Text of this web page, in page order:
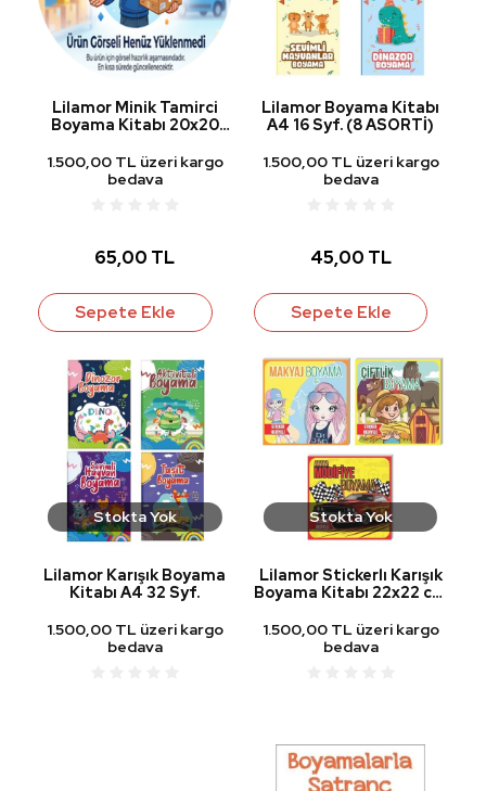
Lilamor Minik Tamirci
Boyama Kitabı 20x20
1.500,00 TL üzeri kargo
bedava
65,00 TL
Sepete Ekle
Lilamor Boyama Kitabı
A4 16 Syf. (8 ASORTİ)
1.500,00 TL üzeri kargo
bedava
45,00 TL
Sepete Ekle
Stokta Yok
Lilamor Karışık Boyama
Kitabı A4 32 Syf.
1.500,00 TL üzeri kargo
bedava
Stokta Yok
Lilamor Stickerlı Karışık
Boyama Kitabı 22x22 cm
1.500,00 TL üzeri kargo
bedava